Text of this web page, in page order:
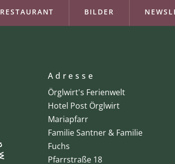
RESTAURANT BILDER
Adresse
Örglwirt's Ferienwelt
Hotel Post Örglwirt
Mariapfarr
Familie Santner & Familie
Fuchs
Pfarrstraße 18